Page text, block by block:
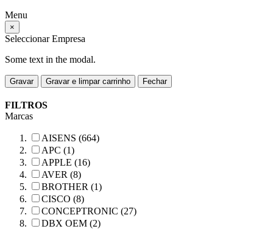
Menu
×
Seleccionar Empresa
Some text in the modal.
Gravar Gravar e limpar carrinho Fechar
FILTROS
Marcas
AISENS (664)
APC (1)
APPLE (16)
AVER (8)
BROTHER (1)
CISCO (8)
CONCEPTRONIC (27)
DBX OEM (2)